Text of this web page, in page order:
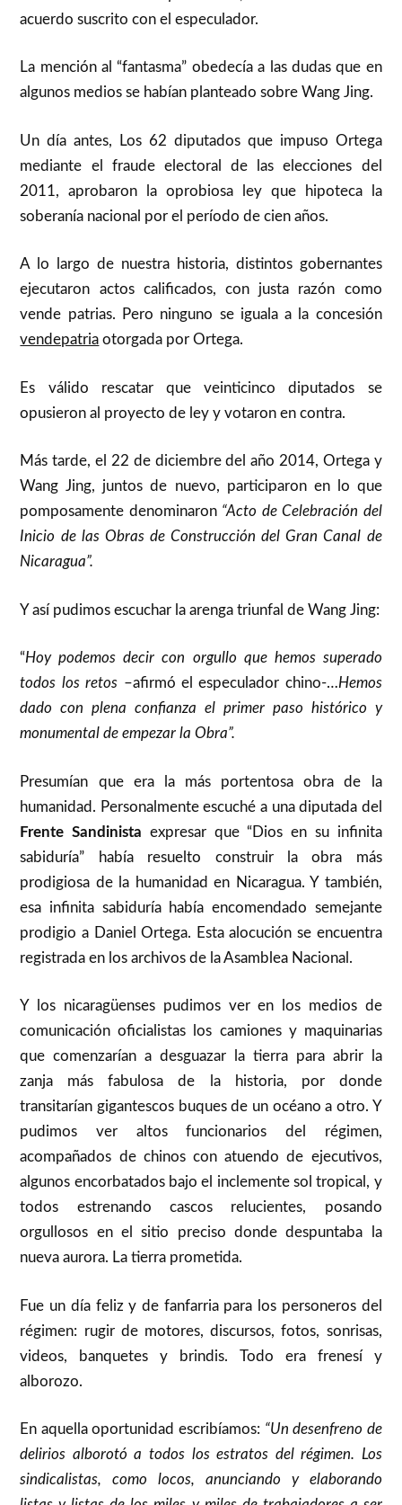
acuerdo suscrito con el especulador.
La mención al “fantasma” obedecía a las dudas que en
algunos medios se habían planteado sobre Wang Jing.
Un día antes, Los 62 diputados que impuso Ortega
mediante el fraude electoral de las elecciones del
2011, aprobaron la oprobiosa ley que hipoteca la
soberanía nacional por el período de cien años.
A lo largo de nuestra historia, distintos gobernantes
ejecutaron actos calificados, con justa razón como
vende patrias. Pero ninguno se iguala a la concesión
vendepatria otorgada por Ortega.
Es válido rescatar que veinticinco diputados se
opusieron al proyecto de ley y votaron en contra.
Más tarde, el 22 de diciembre del año 2014, Ortega y
Wang Jing, juntos de nuevo, participaron en lo que
pomposamente denominaron “Acto de Celebración del
Inicio de las Obras de Construcción del Gran Canal de
Nicaragua”.
Y así pudimos escuchar la arenga triunfal de Wang Jing:
“Hoy podemos decir con orgullo que hemos superado
todos los retos –afirmó el especulador chino-…Hemos
dado con plena confianza el primer paso histórico y
monumental de empezar la Obra”.
Presumían que era la más portentosa obra de la
humanidad. Personalmente escuché a una diputada del
Frente Sandinista expresar que “Dios en su infinita
sabiduría” había resuelto construir la obra más
prodigiosa de la humanidad en Nicaragua. Y también,
esa infinita sabiduría había encomendado semejante
prodigio a Daniel Ortega. Esta alocución se encuentra
registrada en los archivos de la Asamblea Nacional.
Y los nicaragüenses pudimos ver en los medios de
comunicación oficialistas los camiones y maquinarias
que comenzarían a desguazar la tierra para abrir la
zanja más fabulosa de la historia, por donde
transitarían gigantescos buques de un océano a otro. Y
pudimos ver altos funcionarios del régimen,
acompañados de chinos con atuendo de ejecutivos,
algunos encorbatados bajo el inclemente sol tropical, y
todos estrenando cascos relucientes, posando
orgullosos en el sitio preciso donde despuntaba la
nueva aurora. La tierra prometida.
Fue un día feliz y de fanfarria para los personeros del
régimen: rugir de motores, discursos, fotos, sonrisas,
videos, banquetes y brindis. Todo era frenesí y
alborozo.
En aquella oportunidad escribíamos: “Un desenfreno de
delirios alborotó a todos los estratos del régimen. Los
sindicalistas, como locos, anunciando y elaborando